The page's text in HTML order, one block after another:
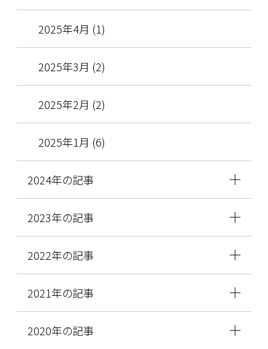
2025年4月 (1)
2025年3月 (2)
2025年2月 (2)
2025年1月 (6)
2024年の記事
2023年の記事
2022年の記事
2021年の記事
2020年の記事